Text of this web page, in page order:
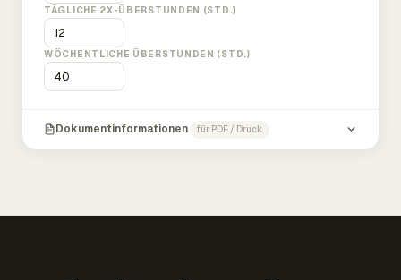
TÄGLICHE 2X-ÜBERSTUNDEN (STD.)
WÖCHENTLICHE ÜBERSTUNDEN (STD.)
Dokumentinformationen für PDF / Druck